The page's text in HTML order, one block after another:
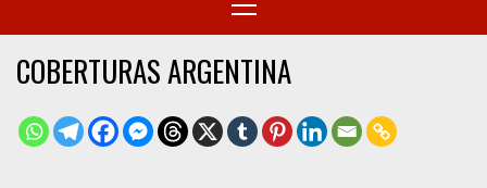
Menu
COBERTURAS ARGENTINA